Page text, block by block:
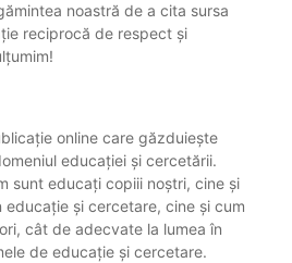
noastră de a cita sursa
reciprocă de respect și
online care găzduiește
educației și cercetării.
sunt educați copiii noștri, cine și
și cercetare, cine și cum
cât de adecvate la lumea în
de educație și cercetare.